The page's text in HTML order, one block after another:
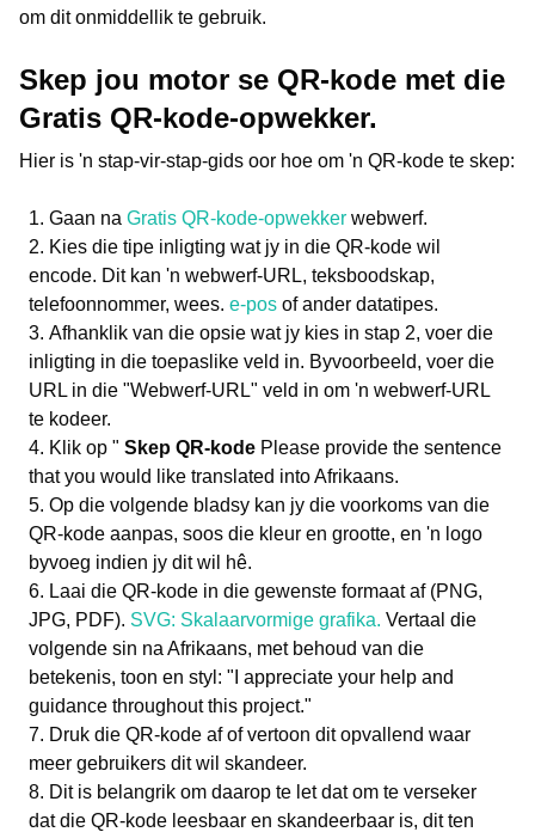
om dit onmiddellik te gebruik.
Skep jou motor se QR-kode met die
Gratis QR-kode-opwekker.
Hier is 'n stap-vir-stap-gids oor hoe om 'n QR-kode te skep:
Gaan na Gratis QR-kode-opwekker webwerf.
Kies die tipe inligting wat jy in die QR-kode wil
encode. Dit kan 'n webwerf-URL, teksboodskap,
telefoonnommer, wees. e-pos of ander datatipes.
Afhanklik van die opsie wat jy kies in stap 2, voer die
inligting in die toepaslike veld in. Byvoorbeeld, voer die
URL in die "Webwerf-URL" veld in om 'n webwerf-URL
te kodeer.
Klik op " Skep QR-kode Please provide the sentence
that you would like translated into Afrikaans.
Op die volgende bladsy kan jy die voorkoms van die
QR-kode aanpas, soos die kleur en grootte, en 'n logo
byvoeg indien jy dit wil hê.
Laai die QR-kode in die gewenste formaat af (PNG,
JPG, PDF). SVG: Skalaarvormige grafika. Vertaal die
volgende sin na Afrikaans, met behoud van die
betekenis, toon en styl: "I appreciate your help and
guidance throughout this project."
Druk die QR-kode af of vertoon dit opvallend waar
meer gebruikers dit wil skandeer.
Dit is belangrik om daarop te let dat om te verseker
dat die QR-kode leesbaar en skandeerbaar is, dit ten